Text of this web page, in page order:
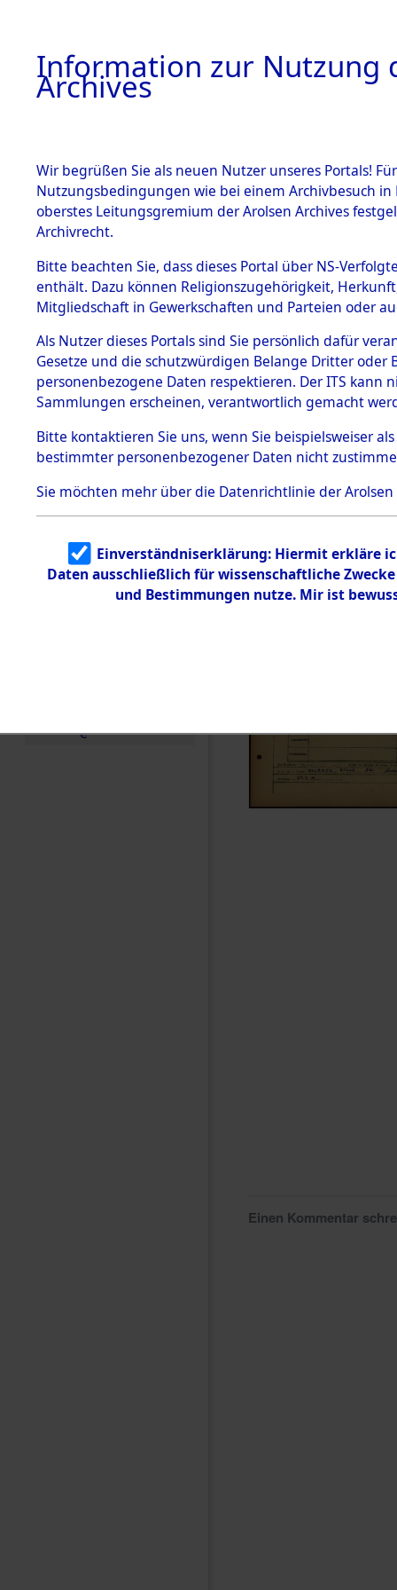
BESTÄNDE
1.
mente
5. Verschiedenes
5.3
Todesmärsche
5.3.1 Alliierte
Erhebungen
zu
Todesmärsch
en
5.3.2
Identifizierun
g
5.3.3
Todesmärsch
e
Dead -
Branch -
0035
Einen Kommentar
Information zur Nutzung
Archives
Wir begrüßen Sie als neuen Nutzer unseres Portals!
Nutzungsbedingungen wie bei einem Archivbesuch
oberstes Leitungsgremium der Arolsen Archives
Archivrecht.
Bitte beachten Sie, dass dieses Portal über NS-
enthält. Dazu können Religionszugehörigkeit,
Mitgliedschaft in Gewerkschaften und Parteien oder
Als Nutzer dieses Portals sind Sie persönlich dafür
Gesetze und die schutzwürdigen Belange Dritter
personenbezogene Daten respektieren. Der ITS
Sammlungen erscheinen, verantwortlich gemacht
Bitte kontaktieren Sie uns, wenn Sie beispielsweiser
bestimmter personenbezogener Daten nicht
Sie möchten mehr über die Datenrichtlinie der Arolsen
Einverständniserklärung: Hiermit erkläre
Daten ausschließlich für wissenschaftliche
und Bestimmungen nutze. Mir ist